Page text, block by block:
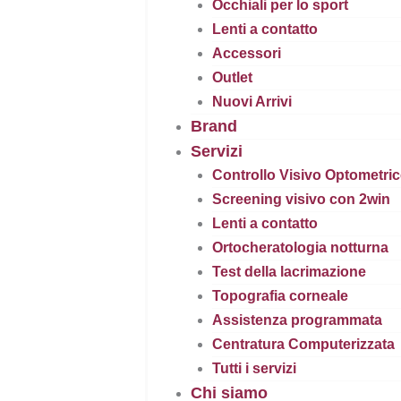
Occhiali per lo sport
Lenti a contatto
Accessori
Outlet
Nuovi Arrivi
Brand
Servizi
Controllo Visivo
Screening visivo con 2win
Lenti a contatto
Ortocheratologia notturna
Test della lacrimazione
Topografia corneale
Assistenza programmata
Centratura Computerizzata
Tutti i servizi
Chi siamo